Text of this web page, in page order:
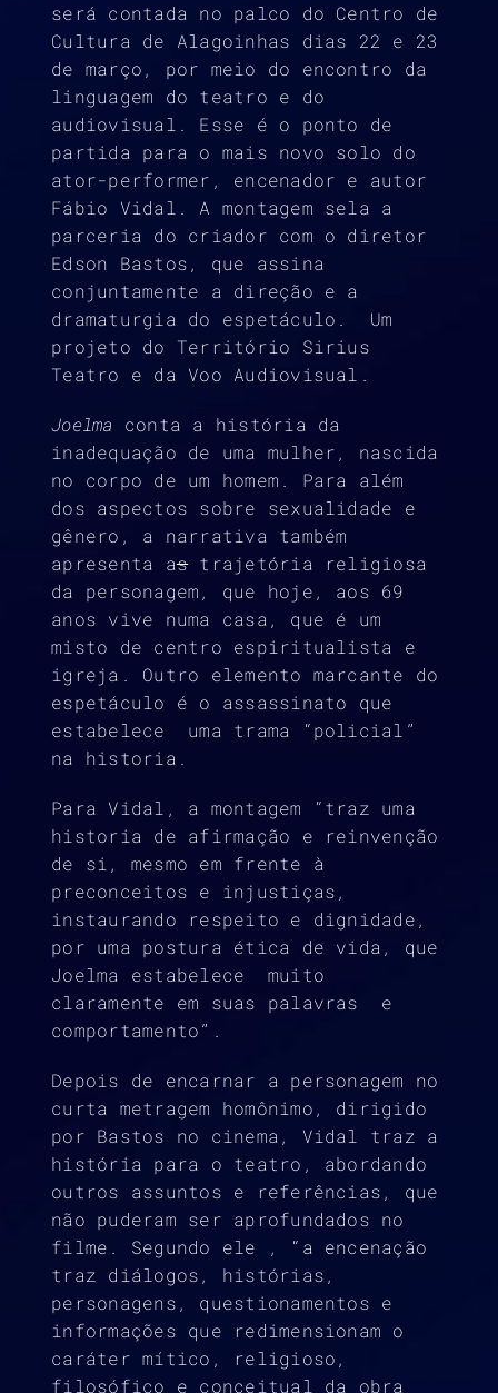
será contada no palco do Centro de
Cultura de Alagoinhas dias 22 e 23
de março, por meio do encontro da
linguagem do teatro e do
audiovisual. Esse é o ponto de
partida para o mais novo solo do
ator-performer, encenador e autor
Fábio Vidal. A montagem sela a
parceria do criador com o diretor
Edson Bastos, que assina
conjuntamente a direção e a
dramaturgia do espetáculo. Um
projeto do Território Sirius
Teatro e da Voo Audiovisual.
Joelma conta a história da
inadequação de uma mulher, nascida
no corpo de um homem. Para além
dos aspectos sobre sexualidade e
gênero, a narrativa também
apresenta astrajetória religiosa
da personagem, que hoje, aos 69
anos vive numa casa, que é um
misto de centro espiritualista e
igreja. Outro elemento marcante do
espetáculo é o assassinato que
estabelece uma trama “policial”
na historia.
Para Vidal, a montagem “traz uma
historia de afirmação e reinvenção
de si, mesmo em frente à
preconceitos e injustiças,
instaurando respeito e dignidade,
por uma postura ética de vida, que
Joelma estabelece muito
claramente em suas palavras e
comportamento”.
Depois de encarnar a personagem no
curta metragem homônimo, dirigido
por Bastos no cinema, Vidal traz a
história para o teatro, abordando
outros assuntos e referências, que
não puderam ser aprofundados no
filme. Segundo ele , “a encenação
traz diálogos, histórias,
personagens, questionamentos e
informações que redimensionam o
caráter mítico, religioso,
filosófico e conceitual da obra